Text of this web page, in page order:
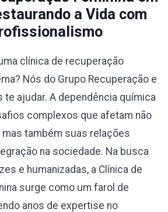
a Vida com
clínica de recuperação
Nós do Grupo Recuperação e
ajudar. A dependência química
complexos que afetam não
mas também suas relações
na sociedade. Na busca
e humanizadas, a Clínica de
surge como um farol de
anos de expertise no